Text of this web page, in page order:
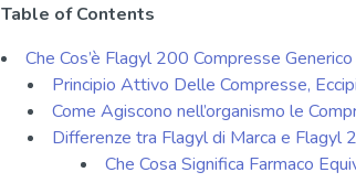
Table of Contents
Che Cos’è Flagyl 200 Compresse
Principio Attivo Delle Compresse,
Come Agiscono nell’organismo le
Differenze tra Flagyl di Marca e Flagyl
Che Cosa Significa Farmaco